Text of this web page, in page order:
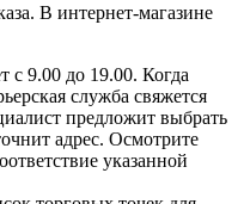
В интернет-магазине
с 9.00 до 19.00. Когда
служба свяжется
предложит выбрать
адрес. Осмотрите
указанной